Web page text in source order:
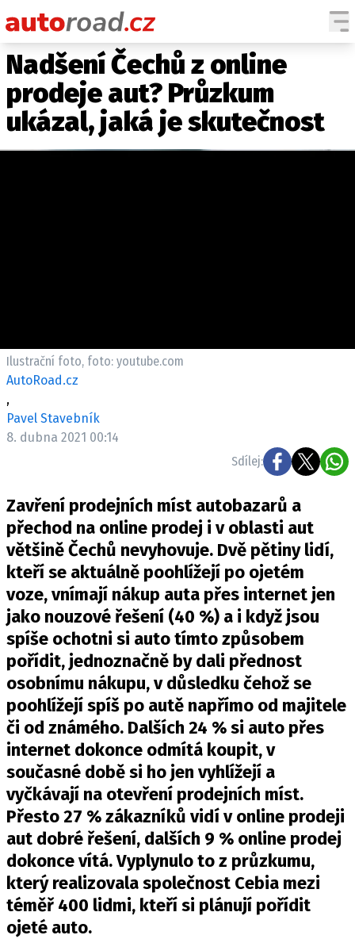
AUTA
TESTY AUT
NOVINKY
ELEKTRO
OSTATNÍ
TISKOVKY
ROZHOVORY
DAKAR
Z DOMOVA
ZE SVĚTA
MOTORSPORT
PIT LANE
ČEŠI V AKCI
FIA CEZ & POHÁRY
MEZINÁRODNÍ SCÉNA
SLEDUJTE NÁS NA
Máte příběh, fotku nebo video?
Pošlete e-mail na autoroad.cz
Nadšení Čechů z online
prodeje aut? Průzkum
ukázal, jaká je skutečnost
Ilustrační foto, foto: youtube.com
AutoRoad.cz
,
Pavel Stavebník
8. dubna 2021 00:14
Sdílej:
Zavření prodejních míst autobazarů a
přechod na online prodej i v oblasti aut
většině Čechů nevyhovuje. Dvě pětiny lidí,
kteří se aktuálně poohlížejí po ojetém
voze, vnímají nákup auta přes internet jen
jako nouzové řešení (40 %) a i když jsou
spíše ochotni si auto tímto způsobem
pořídit, jednoznačně by dali přednost
osobnímu nákupu, v důsledku čehož se
poohlížejí spíš po autě napřímo od majitele
či od známého. Dalších 24 % si auto přes
internet dokonce odmítá koupit, v
současné době si ho jen vyhlížejí a
vyčkávají na otevření prodejních míst.
Přesto 27 % zákazníků vidí v online prodeji
aut dobré řešení, dalších 9 % online prodej
dokonce vítá. Vyplynulo to z průzkumu,
který realizovala společnost Cebia mezi
téměř 400 lidmi, kteří si plánují pořídit
ojeté auto.